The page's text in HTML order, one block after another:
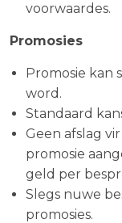
voorwaardes.
Promosies
Promosie kan
word.
Standaard
Geen afslag
promosie
geld per
Slegs nuwe
promosies.